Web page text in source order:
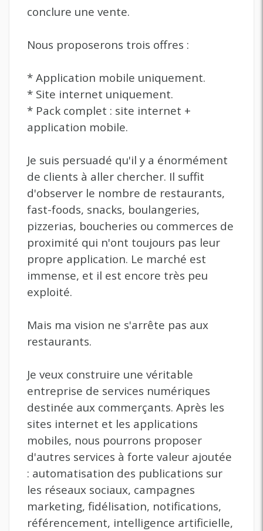
conclure une vente.
Nous proposerons trois offres :
* Application mobile uniquement.
* Site internet uniquement.
* Pack complet : site internet +
application mobile.
Je suis persuadé qu'il y a énormément
de clients à aller chercher. Il suffit
d'observer le nombre de restaurants,
fast-foods, snacks, boulangeries,
pizzerias, boucheries ou commerces de
proximité qui n'ont toujours pas leur
propre application. Le marché est
immense, et il est encore très peu
exploité.
Mais ma vision ne s'arrête pas aux
restaurants.
Je veux construire une véritable
entreprise de services numériques
destinée aux commerçants. Après les
sites internet et les applications
mobiles, nous pourrons proposer
d'autres services à forte valeur ajoutée
: automatisation des publications sur
les réseaux sociaux, campagnes
marketing, fidélisation, notifications,
référencement, intelligence artificielle,